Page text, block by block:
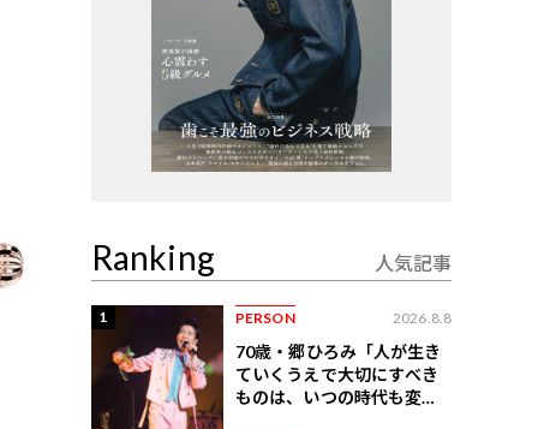
Ranking 人気記事
1 PERSON 2026.8.8
70歳・郷ひろみ「人が生き
ていくうえで大切にすべき
ものは、いつの時代も変わ